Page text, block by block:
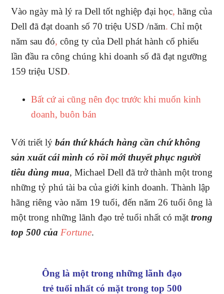
Vào ngày mà lý ra Dell tốt nghiệp đại học, hãng của
Dell đã đạt doanh số 70 triệu USD /năm. Chỉ một
năm sau đó, công ty của Dell phát hành cổ phiếu
lần đầu ra công chúng khi doanh số đã đạt ngưỡng
159 triệu USD.
Bất cứ ai cũng nên đọc trước khi muốn kinh
doanh, buôn bán
Với triết lýbán thứ khách hàng cần chứ không
sản xuất cái mình có rồi mới thuyết phục người
tiêu dùng mua, Michael Dell đã trở thành một trong
những tỷ phú tài ba của giới kinh doanh. Thành lập
hãng riêng vào năm 19 tuổi, đến năm 26 tuổi ông là
một trong những lãnh đạo trẻ tuổi nhất có mặttrong
top 500 của Fortune.
Ông là một trong những lãnh đạo
trẻ tuổi nhất có mặt trong top 500